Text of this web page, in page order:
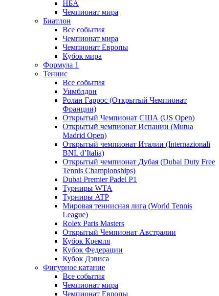
НБА
Чемпионат мира
Биатлон
Все события
Чемпионат мира
Чемпионат Европы
Кубок мира
Формула 1
Теннис
Все события
Уимблдон
Ролан Гаррос (Открытый Чемпионат
Франции)
Открытый Чемпионат США (US Open)
Открытый чемпионат Испании (Mutua
Madrid Open)
Открытый чемпионат Италии (Internazionali
BNL d’Italia)
Открытый чемпионат Дубая (Dubai Duty Free
Tennis Championships)
Dubai Premier Padel P1
Турниры WTA
Турниры ATP
Мировая теннисная лига (World Tennis
League)
Rolex Paris Masters
Открытый Чемпионат Австралии
Кубок Кремля
Кубок Федерации
Кубок Дэвиса
Фигурное катание
Все события
Чемпионат мира
Чемпионат Европы